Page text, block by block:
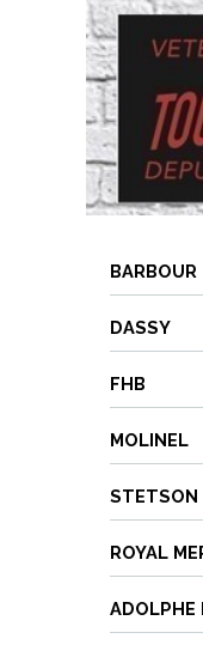
BARBOUR
DASSY
FHB
MOLINEL
STETSON
ROYAL
ADOLPHE